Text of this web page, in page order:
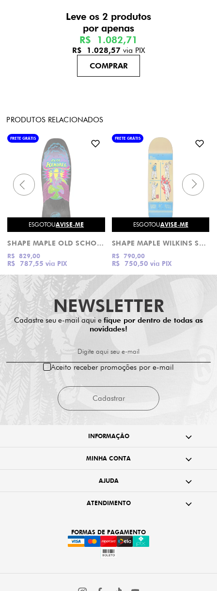
Leve os 2 produtos
R$ 1.082,71
R$ 1.028,57 via PIX
PRODUTOS RELACIONADOS
FRETE GRÁTIS
ESGOTOUAVISE-ME
SHAPE MAPLE OLD SCHOOL KENDALL END OF THE WORLD SANTA CRUZ
R$ 787,55 via PIX
R$ 829,00
FRETE GRÁTIS
ESGOTOUAVISE-ME
SHAPE MAPLE WILKINS STANDARD ISSUE CREATURE
R$ 750,50 via PIX
R$ 790,00
NEWSLETTER
Cadastre seu e-mail aqui e fique por dentro de todas as
novidades!
Digite aqui seu e-mail
Cadastrar
Aceito receber promoções por e-mail
INFORMAÇÃO
MINHA CONTA
AJUDA
ATENDIMENTO
FORMAS DE PAGAMENTO